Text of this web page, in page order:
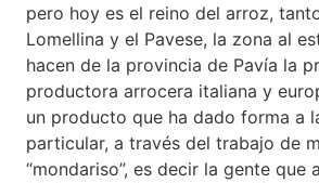
pero hoy es el reino del arroz,
Lomellina y el Pavese, la zona al
hacen de la provincia de Pavía la
productora arrocera italiana y
un producto que ha dado forma a
particular, a través del trabajo de
“mondariso”, es decir la gente que